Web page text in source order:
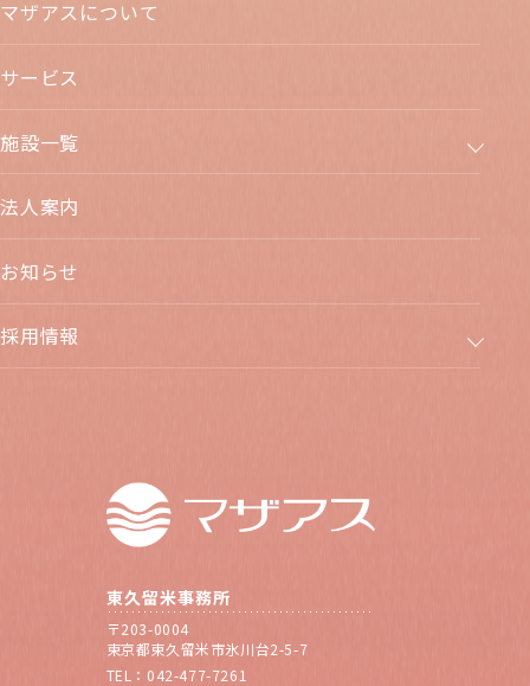
東久留米事務所
〒203-0004
東京都東久留米市氷川台2-5-7
TEL：042-477-7261
マザアスについて
サービス
施設一覧
法人案内
お知らせ
採用情報